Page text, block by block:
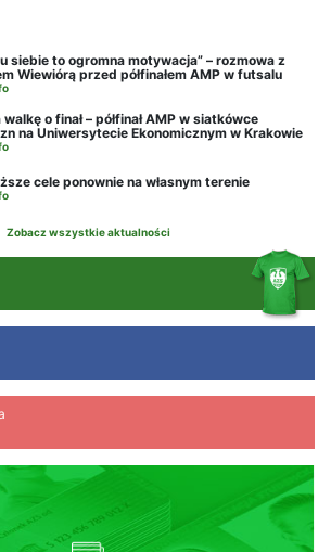
u siebie to ogromna motywacja” – rozmowa z
Wiewiórą przed półfinałem AMP w futsalu
o finał – półfinał AMP w siatkówce
na Uniwersytecie Ekonomicznym w Krakowie
cele ponownie na własnym terenie
Zobacz wszystkie aktualności